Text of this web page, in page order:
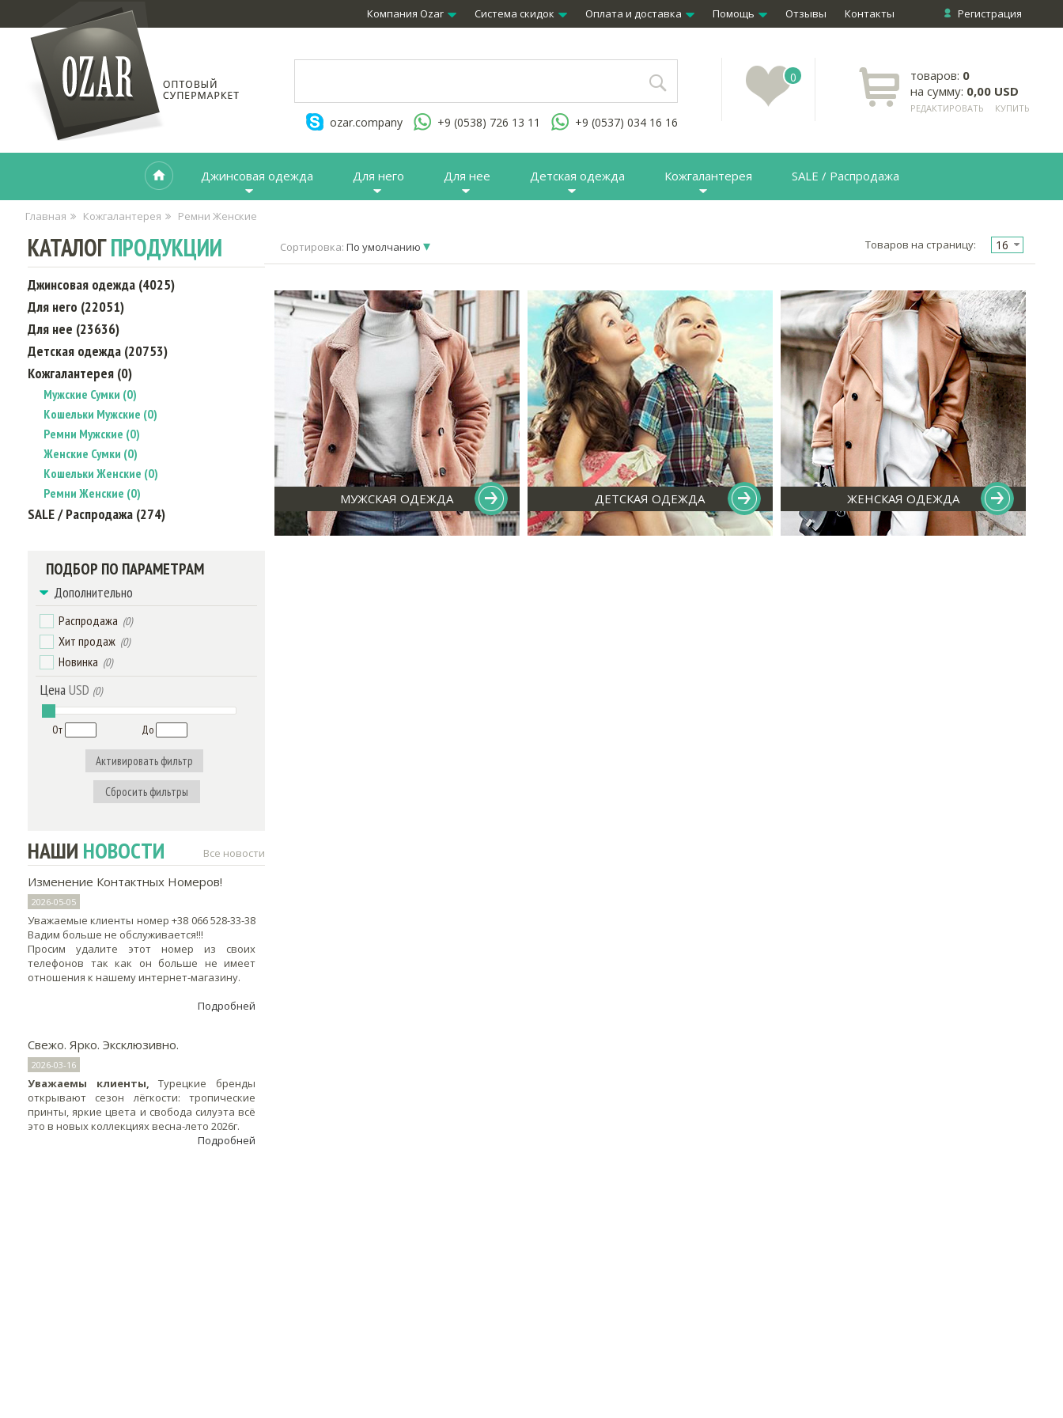
Регистрация
Компания Ozar Система скидок Оплата и доставка Помощь Отзывы Контакты
ozar.company +9 (0538) 726 13 11 +9 (0537) 034 16 16
0 товаров: 0
на сумму: 0,00 USD
РЕДАКТИРОВАТЬ КУПИТЬ
Джинсовая одежда Для него Для нее Детская одежда Кожгалантерея SALE / Распродажа
Главная Кожгалантерея Ремни Женские
КАТАЛОГПРОДУКЦИИ
Джинсовая одежда (4025)
Для него (22051)
Для нее (23636)
Детская одежда (20753)
Кожгалантерея (0)
Мужские Сумки (0)
Кошельки Мужские (0)
Ремни Мужские (0)
Женские Сумки (0)
Кошельки Женские (0)
Ремни Женские (0)
SALE / Распродажа (274)
ПОДБОР ПО ПАРАМЕТРАМ
Дополнительно
Распродажа (0)
Хит продаж (0)
Новинка (0)
ЦенаUSD (0)
От До
Активировать фильтр
Сбросить фильтры
НАШИ НОВОСТИ Все новости
Изменение Контактных Номеров!
2026-05-05
Уважаемые клиенты номер +38 066 528-33-38
Вадим больше не обслуживается!!!
Просим удалите этот номер из своих
телефонов так как он больше не имеет
отношения к нашему интернет-магазину.
Подробней
Свежо. Ярко. Эксклюзивно.
2026-03-16
Уважаемы клиенты,Турецкие бренды
открывают сезон лёгкости: тропические
принты, яркие цвета и свобода силуэта всё
это в новых коллекциях весна-лето 2026г.
Подробней
Сортировка: По умолчанию Товаров на страницу: 16
МУЖСКАЯ ОДЕЖДА ДЕТСКАЯ ОДЕЖДА ЖЕНСКАЯ ОДЕЖДА